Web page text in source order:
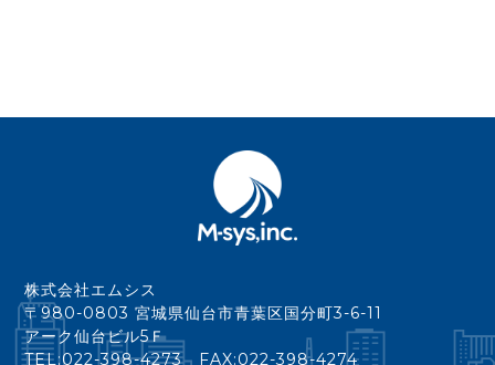
株式会社エムシス
〒980-0803 宮城県仙台市青葉区国分町3-6-11
アーク仙台ビル5Ｆ
TEL:022-398-4273 FAX:022-398-4274